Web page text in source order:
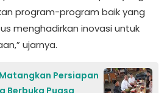
program-program baik yang
menghadirkan inovasi untuk
ujarnya.
Matangkan Persiapan
Berbuka Puasa